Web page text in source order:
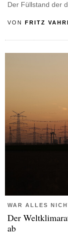
Der Füllstand der
VON FRITZ
WAR ALLES
Der
ab